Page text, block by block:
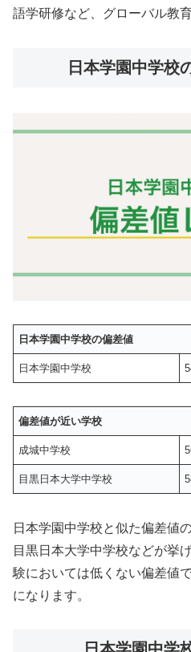
語学研修など、グローバル教
日本学園中学校
日本学園中学校の偏差値
日本学園中学校
偏差値が近い学校
成城中学校
目黒日本大学中学校
日本学園中学校と似た偏差値
目黒日本大学中学校などが挙
験においては低くない偏差値
になります。